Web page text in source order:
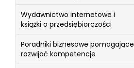
Wydawnictwo internetowe i
książki o przedsiębiorczości
Poradniki biznesowe pomagające
rozwijać kompetencje